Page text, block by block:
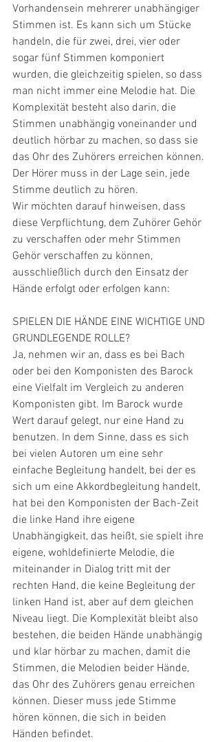
Vorhandensein mehrerer unabhängiger
Stimmen ist. Es kann sich um Stücke
handeln, die für zwei, drei, vier oder
sogar fünf Stimmen komponiert
wurden, die gleichzeitig spielen, so dass
man nicht immer eine Melodie hat. Die
Komplexität besteht also darin, die
Stimmen unabhängig voneinander und
deutlich hörbar zu machen, so dass sie
das Ohr des Zuhörers erreichen können.
Der Hörer muss in der Lage sein, jede
Stimme deutlich zu hören.
Wir möchten darauf hinweisen, dass
diese Verpflichtung, dem Zuhörer Gehör
zu verschaffen oder mehr Stimmen
Gehör verschaffen zu können,
ausschließlich durch den Einsatz der
Hände erfolgt oder erfolgen kann:
SPIELEN DIE HÄNDE EINE WICHTIGE UND
GRUNDLEGENDE ROLLE?
Ja, nehmen wir an, dass es bei Bach
oder bei den Komponisten des Barock
eine Vielfalt im Vergleich zu anderen
Komponisten gibt. Im Barock wurde
Wert darauf gelegt, nur eine Hand zu
benutzen. In dem Sinne, dass es sich
bei vielen Autoren um eine sehr
einfache Begleitung handelt, bei der es
sich um eine Akkordbegleitung handelt,
hat bei den Komponisten der Bach-Zeit
die linke Hand ihre eigene
Unabhängigkeit, das heißt, sie spielt ihre
eigene, wohldefinierte Melodie, die
miteinander in Dialog tritt mit der
rechten Hand, die keine Begleitung der
linken Hand ist, aber auf dem gleichen
Niveau liegt. Die Komplexität bleibt also
bestehen, die beiden Hände unabhängig
und klar hörbar zu machen, damit die
Stimmen, die Melodien beider Hände,
das Ohr des Zuhörers genau erreichen
können. Dieser muss jede Stimme
hören können, die sich in beiden
Händen befindet.